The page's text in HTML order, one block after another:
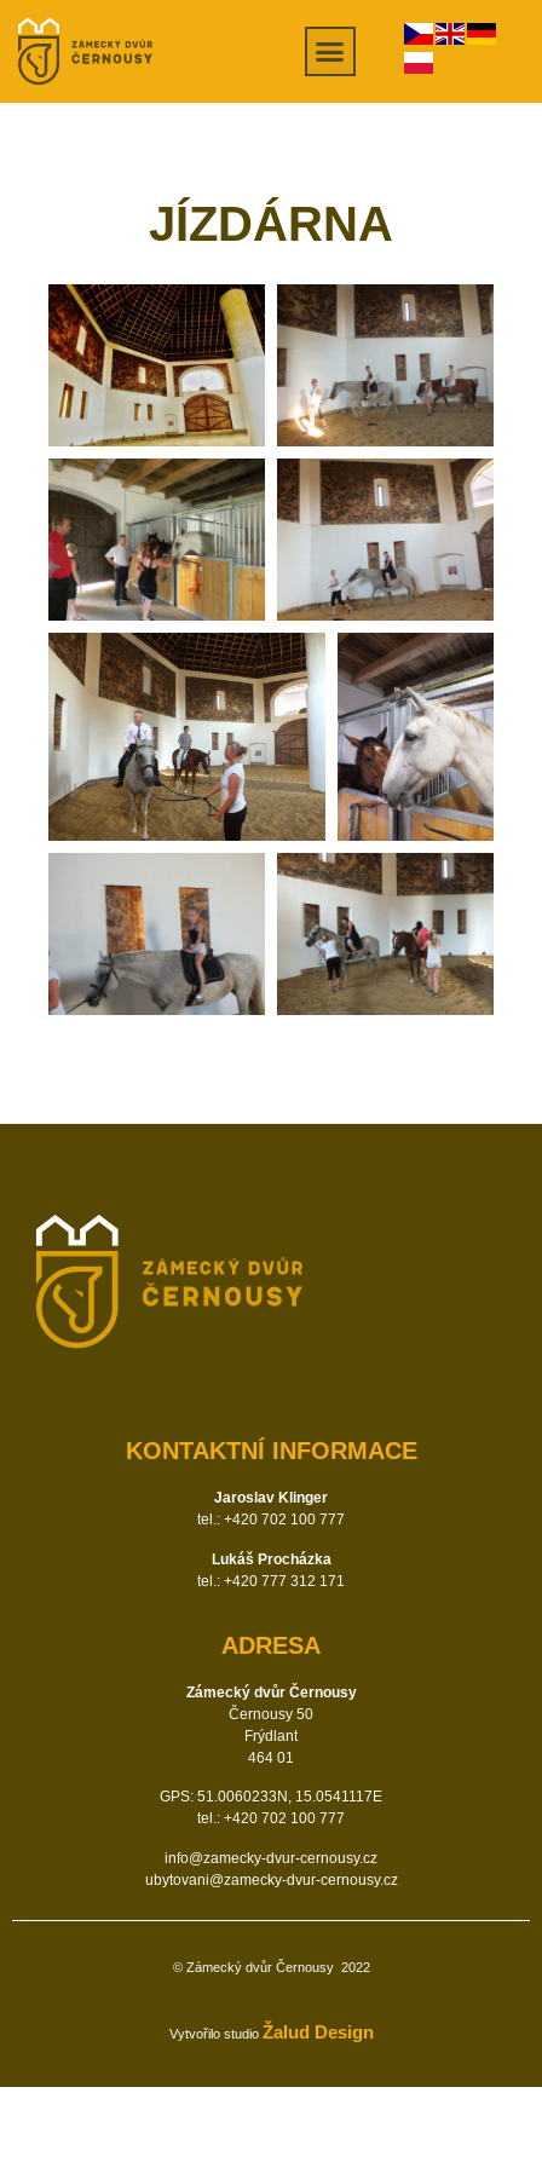
JÍZDÁRNA
KONTAKTNÍ INFORMACE
Jaroslav Klinger
tel.: +420 702 100 777
Lukáš Procházka
tel.: +420 777 312 171
ADRESA
Zámecký dvůr Černousy
Černousy 50
Frýdlant
464 01
GPS: 51.0060233N, 15.0541117E
tel.: +420 702 100 777
info@zamecky-dvur-cernousy.cz
ubytovani@zamecky-dvur-cernousy.cz
© Zámecký dvůr Černousy 2022
Vytvořilo studio Žalud Design